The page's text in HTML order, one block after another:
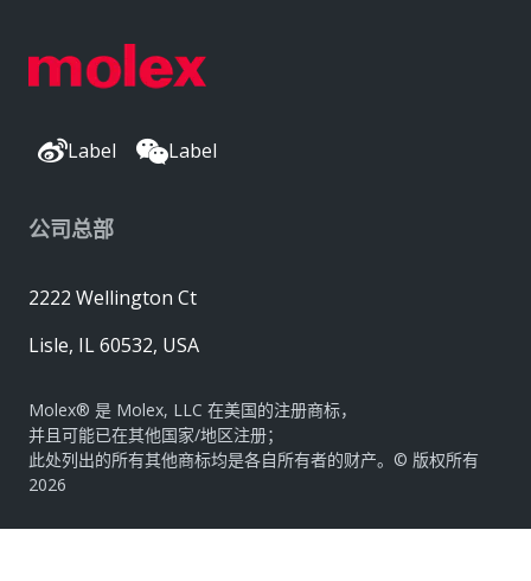
Label Label
公司总部
2222 Wellington Ct
Lisle, IL 60532, USA
Molex® 是 Molex, LLC 在美国的注册商标，
并且可能已在其他国家/地区注册；
此处列出的所有其他商标均是各自所有者的财产。© 版权所有
2026